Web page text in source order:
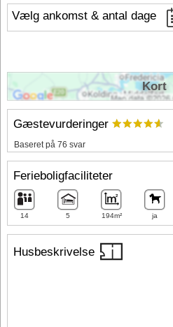
Vælg ankomst & antal dage
Husbeskrivelse
Gæstevurderinger
Baseret på 76 svar
Ferieboligfaciliteter
14 5 194m² ja
Kort